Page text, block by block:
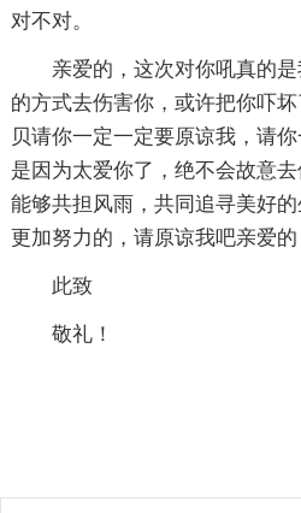
对不对。
亲爱的，这次对你吼真的
的方式去伤害你，或许把你吓
贝请你一定一定要原谅我，请
是因为太爱你了，绝不会故意
能够共担风雨，共同追寻美好
更加努力的，请原谅我吧亲爱的
此致
敬礼！